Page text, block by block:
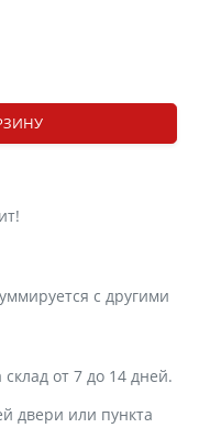
с другими
от 7 до 14 дней.
двери или пункта